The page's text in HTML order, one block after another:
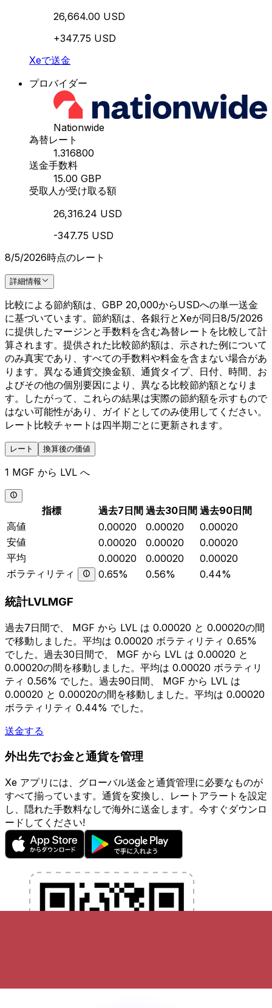
26,664.00 USD
+347.75 USD
Xeで送金
プロバイダー
Nationwide
為替レート
1.316800
送金手数料
15.00 GBP
受取人が受け取る額
26,316.24 USD
-347.75 USD
8/5/2026時点のレート
詳細情報
比較による節約額は、GBP 20,000からUSDへの単一送金
に基づいています。節約額は、各銀行とXeが同日8/5/2026
に提供したマージンと手数料を含む為替レートを比較して計
算されます。提供された比較節約額は、示された例について
のみ真実であり、すべての手数料や料金を含まない場合があ
ります。異なる通貨交換金額、通貨タイプ、日付、時間、お
よびその他の個別要因により、異なる比較節約額となりま
す。したがって、これらの結果は実際の節約額を示すもので
はない可能性があり、ガイドとしてのみ使用してください。
レート比較チャートは四半期ごとに更新されます。
レート 換算後の価値
1 MGF から LVL へ
指標 過去7日間 過去30日間 過去90日間
高値
0.00020 0.00020
0.00020
安値
0.00020 0.00020
0.00020
平均
0.00020 0.00020
0.00020
ボラティリティ
0.65% 0.56% 0.44%
統計LVLMGF
過去7日間で、 MGF から LVL は 0.00020 と 0.00020の間
で移動しました。平均は 0.00020 ボラティリティ 0.65%
でした。過去30日間で、 MGF から LVL は 0.00020 と
0.00020の間を移動しました。平均は 0.00020 ボラティリ
ティ 0.56% でした。過去90日間、 MGF から LVL は
0.00020 と 0.00020の間を移動しました。平均は 0.00020
ボラティリティ 0.44% でした。
送金する
外出先でお金と通貨を管理
Xe アプリには、グローバル送金と通貨管理に必要なものが
すべて揃っています。通貨を変換し、レートアラートを設定
し、隠れた手数料なしで海外に送金します。今すぐダウンロ
ードしてください!